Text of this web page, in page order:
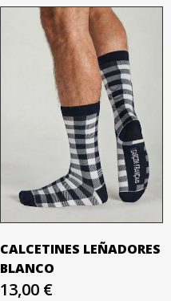
CALCETINES LEÑADORES
BLANCO
13,00 €